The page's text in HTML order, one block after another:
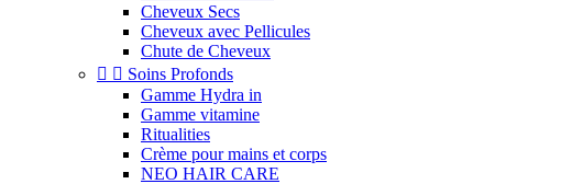
Cheveux Secs
Cheveux avec Pellicules
Chute de Cheveux
  Soins Profonds
Gamme Hydra in
Gamme vitamine
Ritualities
Crème pour mains et corps
NEO HAIR CARE